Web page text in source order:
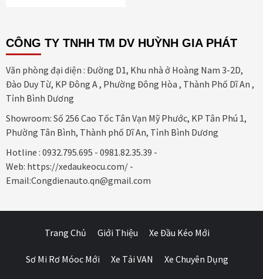
CÔNG TY TNHH TM DV HUỲNH GIA PHÁT
Văn phòng đại diện : Đường D1, Khu nhà ở Hoàng Nam 3-2D,
Đào Duy Từ, KP Đông A , Phường Đông Hòa , Thành Phố Dĩ An ,
Tỉnh Bình Dương
Showroom: Số 256 Cao Tốc Tân Vạn Mỹ Phước, KP Tân Phú 1,
Phường Tân Bình, Thành phố Dĩ An, Tỉnh Bình Dương
Hotline : 0932.795.695 - 0981.82.35.39 -
Web: https://xedaukeocu.com/ -
Email:Congdienauto.qn@gmail.com
Trang Chủ Giới Thiệu Xe Đầu Kéo Mới
Sơ Mi Rơ Móoc Mới Xe Tải VAN Xe Chuyên Dụng